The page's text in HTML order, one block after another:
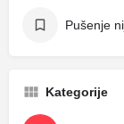
Kategorije